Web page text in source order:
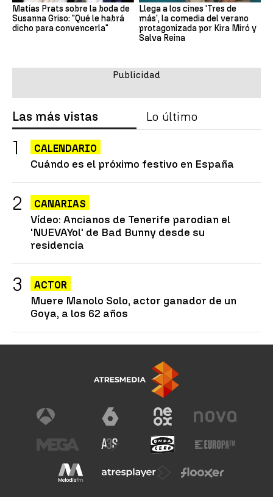
Matías Prats sobre la boda de
Susanna Griso: "Qué le habrá
dicho para convencerla"
Llega a los cines 'Tres de
más', la comedia del verano
protagonizada por Kira Miró y
Salva Reina
Las más vistas Lo último
CALENDARIO
Cuándo es el próximo festivo en España
CANARIAS
Vídeo: Ancianos de Tenerife parodian el
'NUEVAYol' de Bad Bunny desde su
residencia
ACTOR
Muere Manolo Solo, actor ganador de un
Goya, a los 62 años